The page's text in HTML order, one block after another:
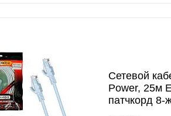
Сетевой
Power, 25м
патчкорд